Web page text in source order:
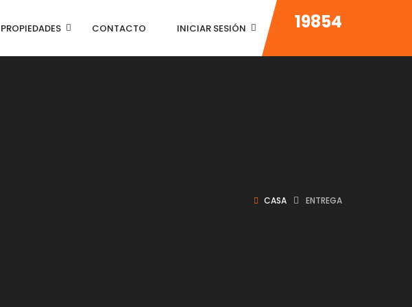
PROPIEDADES CONTACTO INICIAR SESIÓN 19854
CASA ENTREGA